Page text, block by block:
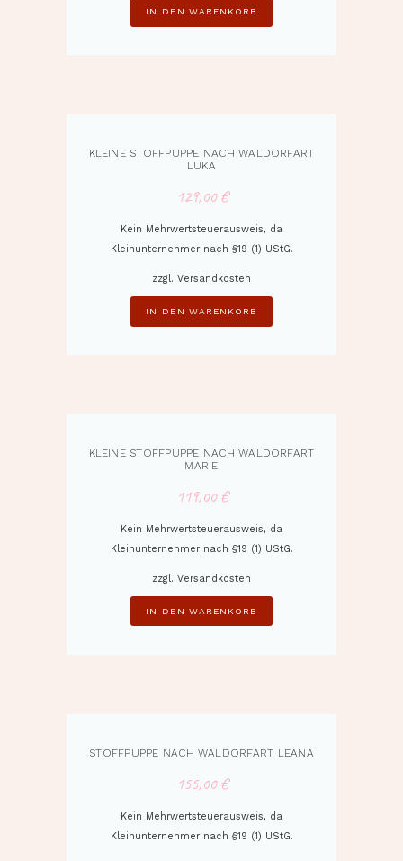
IN DEN WARENKORB
KLEINE STOFFPUPPE NACH WALDORFART
LUKA
129,00€
Kein Mehrwertsteuerausweis, da
Kleinunternehmer nach §19 (1) UStG.
zzgl. Versandkosten
IN DEN WARENKORB
KLEINE STOFFPUPPE NACH WALDORFART
MARIE
119,00€
Kein Mehrwertsteuerausweis, da
Kleinunternehmer nach §19 (1) UStG.
zzgl. Versandkosten
IN DEN WARENKORB
STOFFPUPPE NACH WALDORFART LEANA
155,00€
Kein Mehrwertsteuerausweis, da
Kleinunternehmer nach §19 (1) UStG.